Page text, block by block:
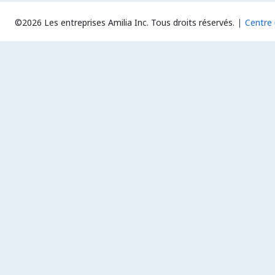
©2026 Les entreprises Amilia Inc. Tous droits réservés. Centre